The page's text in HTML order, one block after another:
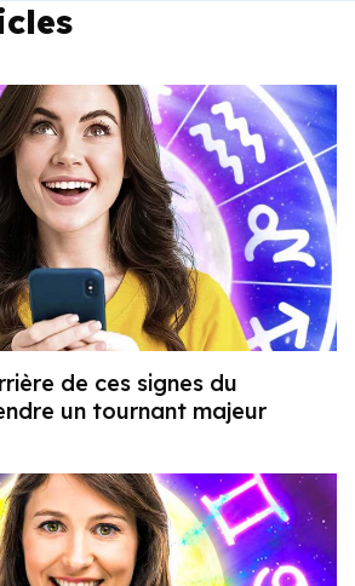
de ces signes du
un tournant majeur